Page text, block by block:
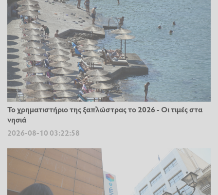
Το χρηματιστήριο της ξαπλώστρας το 2026 - Οι τιμές στα
νησιά
2026-08-10 03:22:58